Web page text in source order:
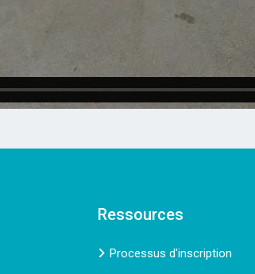
Ressources
Processus d'inscription